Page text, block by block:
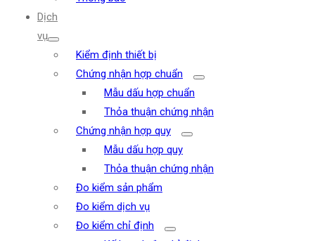
Dịch
vụ
Kiểm định thiết bị
Chứng nhận hợp chuẩn
Mẫu dấu hợp chuẩn
Thỏa thuận chứng nhận
Chứng nhận hợp quy
Mẫu dấu hợp quy
Thỏa thuận chứng nhận
Đo kiểm sản phẩm
Đo kiểm dịch vụ
Đo kiểm chỉ định